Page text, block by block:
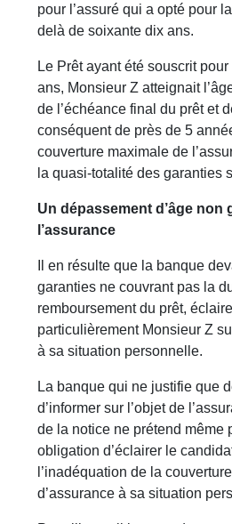
pour l’assuré qui a opté pour
delà de soixante dix ans.
Le Prêt ayant été souscrit
ans, Monsieur Z atteignait
de l’échéance final du prêt et
conséquent de près de 5
couverture maximale de
la quasi-totalité des garanties
Un dépassement d’âge non
l’assurance
Il en résulte que la banque
garanties ne couvrant pas la
remboursement du prêt,
particulièrement Monsieur Z
à sa situation personnelle.
La banque qui ne justifie que
d’informer sur l’objet de
de la notice ne prétend même
obligation d’éclairer le
l’inadéquation de la
d’assurance à sa situation